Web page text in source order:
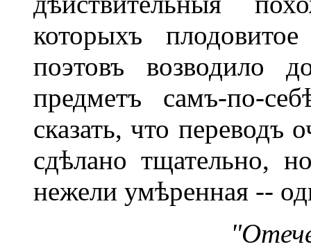
которыхъ
поэтовъ возводило
предметъ самъ-по-
сказать, что переводъ
сдѣлано тщательно,
нежели умѣренная --